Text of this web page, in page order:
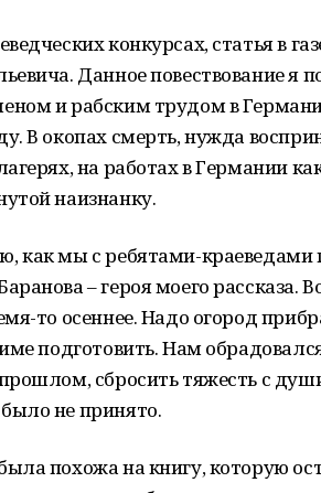
конкурсах, статья в
Данное повествование
и рабским трудом в
В окопах смерть, нужда
на работах в Германии
наизнанку.
как мы с ребятами-краеведами
– героя моего рассказа.
то осеннее. Надо огород
подготовить. Нам
сбросить тяжесть с
не принято.
похожа на книгу, которую